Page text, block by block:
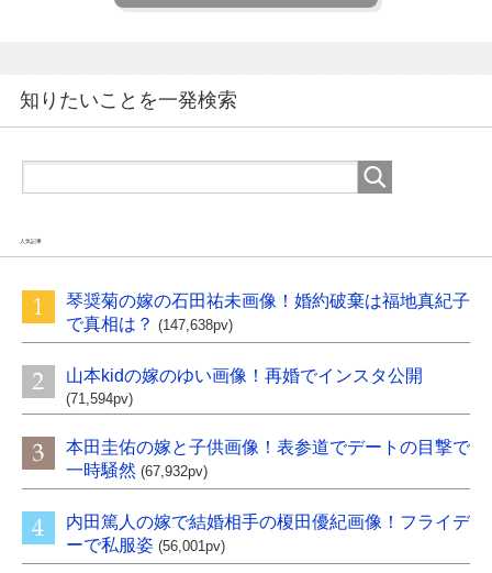
知りたいことを一発検索
人気記事
琴奨菊の嫁の石田祐未画像！婚約破棄は福地真紀子
で真相は？ (147,638pv)
山本kidの嫁のゆい画像！再婚でインスタ公開
(71,594pv)
本田圭佑の嫁と子供画像！表参道でデートの目撃で
一時騒然 (67,932pv)
内田篤人の嫁で結婚相手の榎田優紀画像！フライデ
ーで私服姿 (56,001pv)